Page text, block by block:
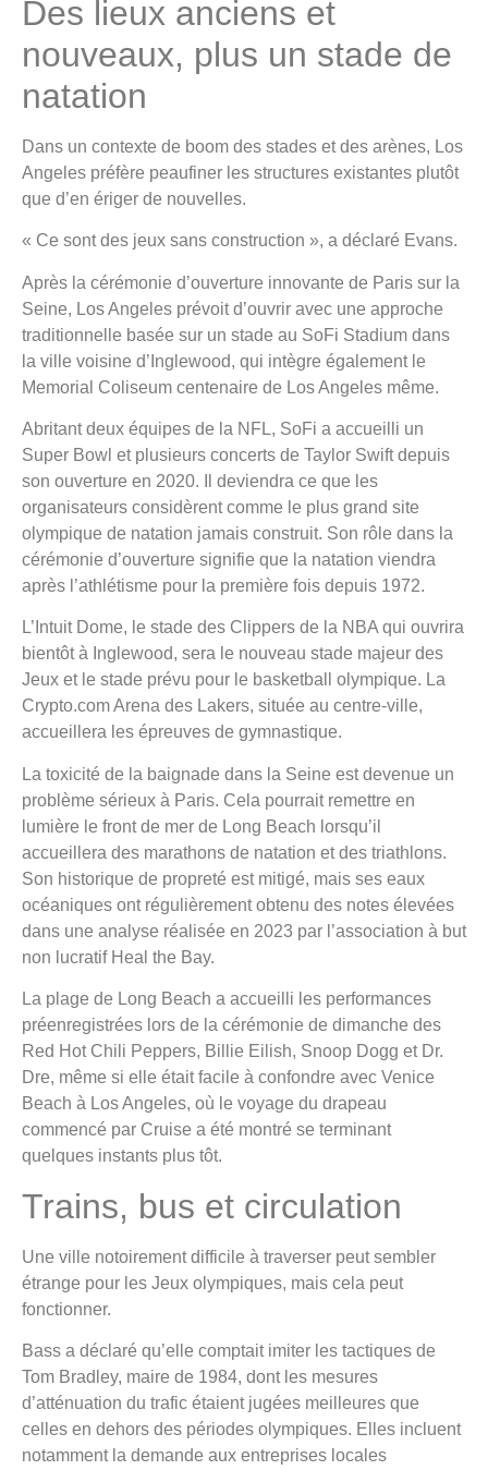
Des lieux anciens et
nouveaux, plus un stade de
natation
Dans un contexte de boom des stades et des arènes, Los
Angeles préfère peaufiner les structures existantes plutôt
que d’en ériger de nouvelles.
« Ce sont des jeux sans construction », a déclaré Evans.
Après la cérémonie d’ouverture innovante de Paris sur la
Seine, Los Angeles prévoit d’ouvrir avec une approche
traditionnelle basée sur un stade au SoFi Stadium dans
la ville voisine d’Inglewood, qui intègre également le
Memorial Coliseum centenaire de Los Angeles même.
Abritant deux équipes de la NFL, SoFi a accueilli un
Super Bowl et plusieurs concerts de Taylor Swift depuis
son ouverture en 2020. Il deviendra ce que les
organisateurs considèrent comme le plus grand site
olympique de natation jamais construit. Son rôle dans la
cérémonie d’ouverture signifie que la natation viendra
après l’athlétisme pour la première fois depuis 1972.
L’Intuit Dome, le stade des Clippers de la NBA qui ouvrira
bientôt à Inglewood, sera le nouveau stade majeur des
Jeux et le stade prévu pour le basketball olympique. La
Crypto.com Arena des Lakers, située au centre-ville,
accueillera les épreuves de gymnastique.
La toxicité de la baignade dans la Seine est devenue un
problème sérieux à Paris. Cela pourrait remettre en
lumière le front de mer de Long Beach lorsqu’il
accueillera des marathons de natation et des triathlons.
Son historique de propreté est mitigé, mais ses eaux
océaniques ont régulièrement obtenu des notes élevées
dans une analyse réalisée en 2023 par l’association à but
non lucratif Heal the Bay.
La plage de Long Beach a accueilli les performances
préenregistrées lors de la cérémonie de dimanche des
Red Hot Chili Peppers, Billie Eilish, Snoop Dogg et Dr.
Dre, même si elle était facile à confondre avec Venice
Beach à Los Angeles, où le voyage du drapeau
commencé par Cruise a été montré se terminant
quelques instants plus tôt.
Trains, bus et circulation
Une ville notoirement difficile à traverser peut sembler
étrange pour les Jeux olympiques, mais cela peut
fonctionner.
Bass a déclaré qu’elle comptait imiter les tactiques de
Tom Bradley, maire de 1984, dont les mesures
d’atténuation du trafic étaient jugées meilleures que
celles en dehors des périodes olympiques. Elles incluent
notamment la demande aux entreprises locales